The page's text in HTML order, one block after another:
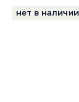
нет в наличии